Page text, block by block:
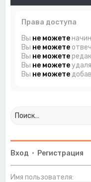
Права доступа
Вы не можете
Вы не можете
Вы не можете
Вы не можете
Вы не можете
Вход • Регистрация
Имя пользователя: